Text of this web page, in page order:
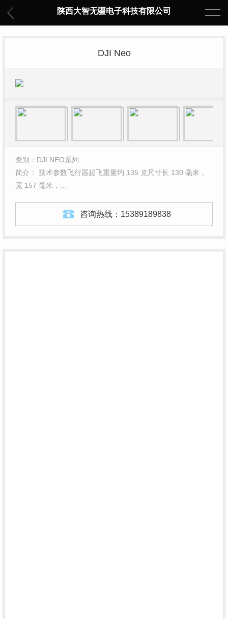
陕西大智无疆电子科技有限公司
DJI Neo
类别：DJI NEO系列
简介： 技术参数飞行器起飞重量约 135 克尺寸长 130 毫米，
宽 157 毫米，…
咨询热线： 15389189838